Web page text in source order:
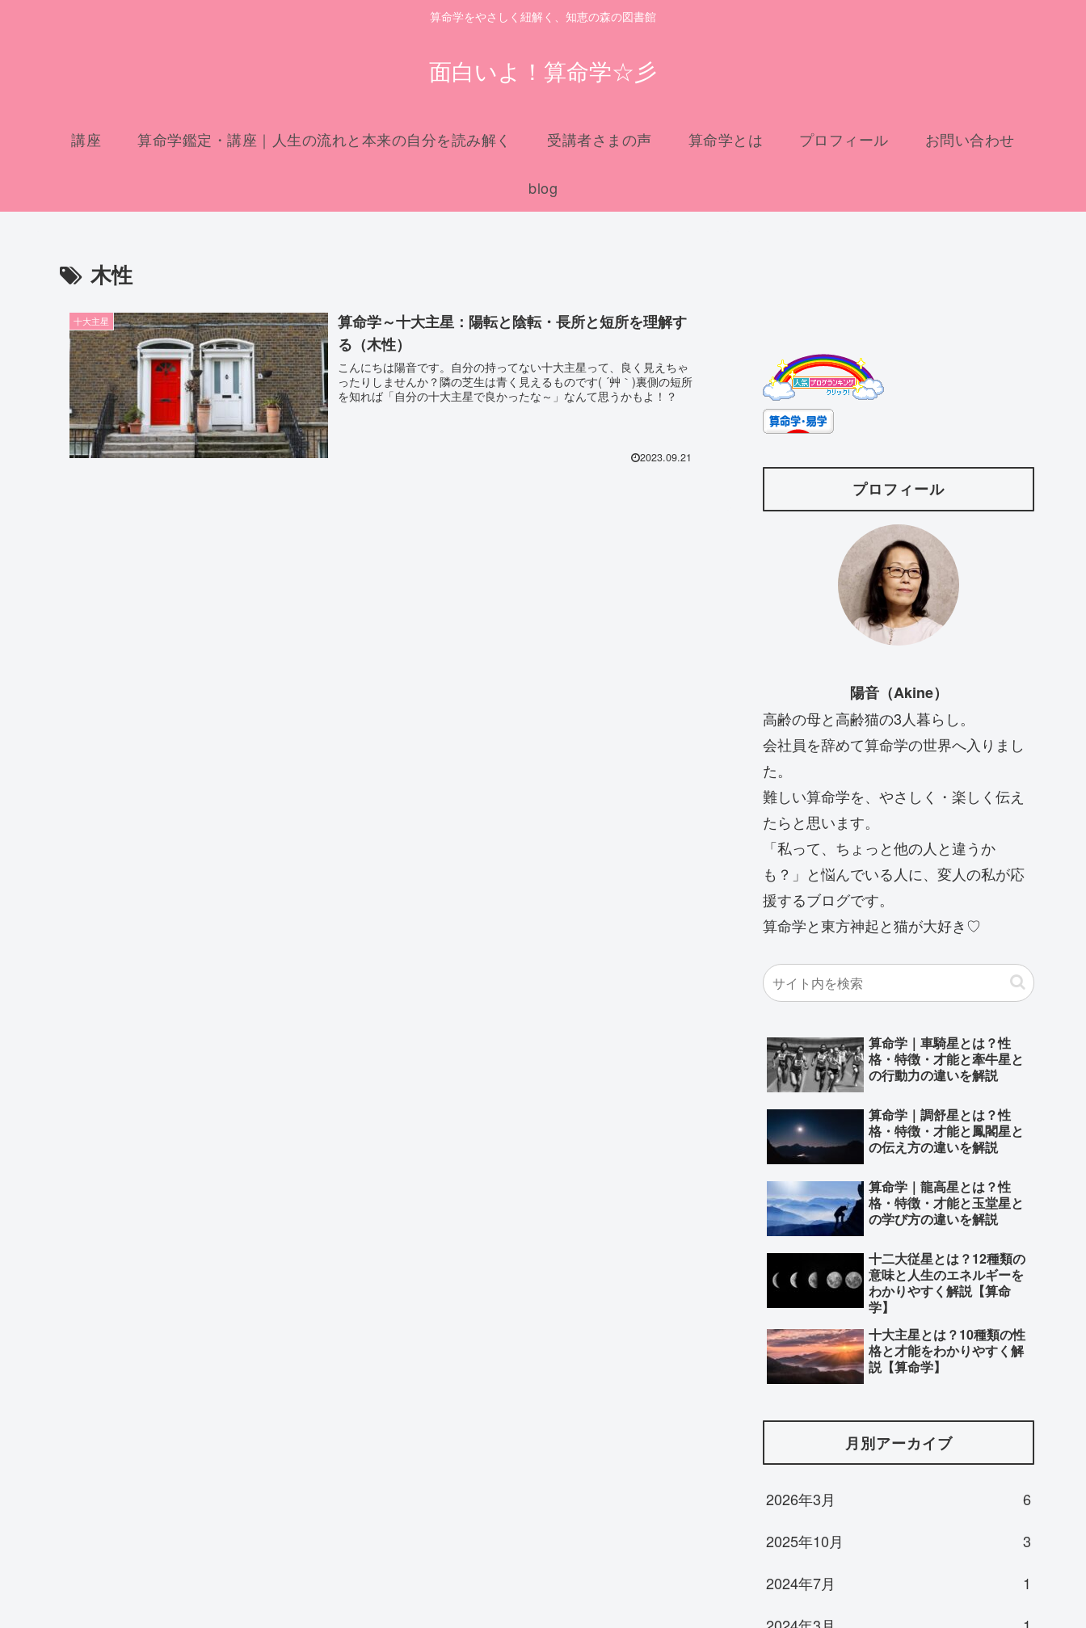
算命学をやさしく紐解く、知恵の森の図書館
面白いよ！算命学☆彡
講座 算命学鑑定・講座｜人生の流れと本来の自分を読み解く 受講者さまの声 算命学とは プロフィール お問い合わせ
blog
木性
十大主星
算命学～十大主星：陽転と陰転・長所と短所を理解す
る（木性）
こんにちは陽音です。自分の持ってない十大主星って、良く見えちゃ
ったりしませんか？隣の芝生は青く見えるものです( ´艸｀)裏側の短所
を知れば「自分の十大主星で良かったな～」なんて思うかもよ！？
2023.09.21
プロフィール
陽音（Akine）
高齢の母と高齢猫の3人暮らし。
会社員を辞めて算命学の世界へ入りまし
た。
難しい算命学を、やさしく・楽しく伝え
たらと思います。
「私って、ちょっと他の人と違うか
も？」と悩んでいる人に、変人の私が応
援するブログです。
算命学と東方神起と猫が大好き♡
算命学｜車騎星とは？性
格・特徴・才能と牽牛星と
の行動力の違いを解説
算命学｜調舒星とは？性
格・特徴・才能と鳳閣星と
の伝え方の違いを解説
算命学｜龍高星とは？性
格・特徴・才能と玉堂星と
の学び方の違いを解説
十二大従星とは？12種類の
意味と人生のエネルギーを
わかりやすく解説【算命
学】
十大主星とは？10種類の性
格と才能をわかりやすく解
説【算命学】
月別アーカイブ
2026年3月
6
2025年10月
3
2024年7月
1